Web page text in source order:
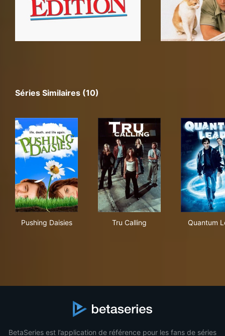
Séries Similaires (10)
Pushing Daisies Tru Calling Quantum
BetaSeries est l’application de référence pour les fans de séries